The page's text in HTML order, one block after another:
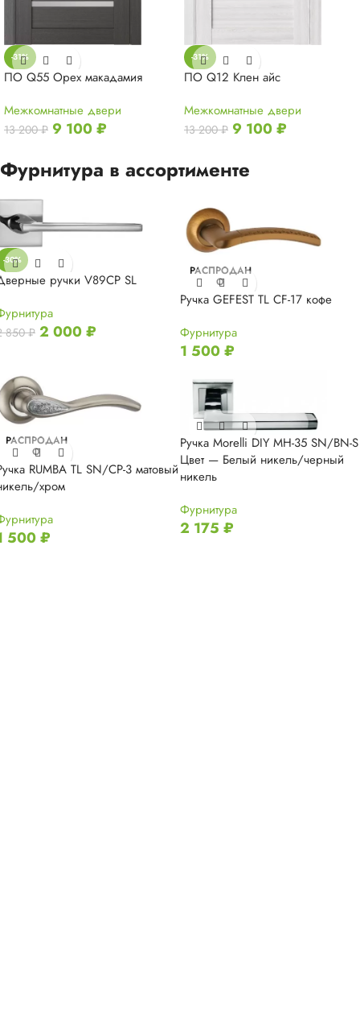
-31%
ПО Q55 Орех макадамия
Межкомнатные двери
13 200₽ 9 100₽
-31%
ПО Q12 Клен айс
Межкомнатные двери
13 200₽ 9 100₽
Фурнитура в ассортименте
-30%
ручки V89CP SL
850₽ 2 000₽
РАСПРОДАН
О
Ручка GEFEST TL CF-17 кофе
Фурнитура
1 500₽
РАСПРОДАН
О
RUMBA TL SN/CP-3 матовый
хром
500₽
Ручка Morelli DIY MH-35 SN/BN-S
Цвет — Белый никель/черный
никель
Фурнитура
2 175 ₽